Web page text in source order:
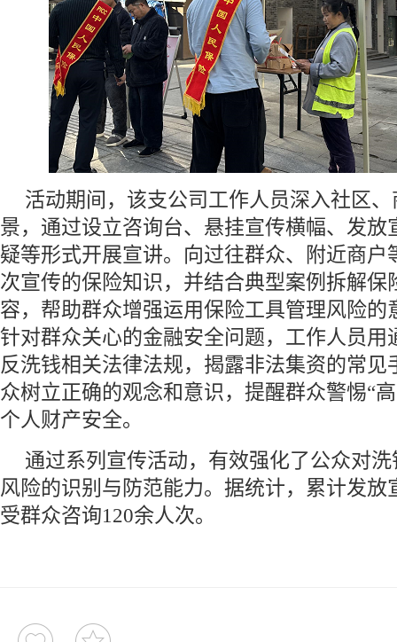
活动期间，该支公司工作人员深入社区
景，通过设立咨询台、悬挂宣传横幅、发放
疑等形式开展宣讲。向过往群众、附近商户
次宣传的保险知识，并结合典型案例拆解保
容，帮助群众增强运用保险工具管理风险的
针对群众关心的金融安全问题，工作人员用
反洗钱相关法律法规，揭露非法集资的常见
众树立正确的观念和意识，提醒群众警惕“
个人财产安全。
通过系列宣传活动，有效强化了公众对
风险的识别与防范能力。据统计，累计发放
受群众咨询120余人次。